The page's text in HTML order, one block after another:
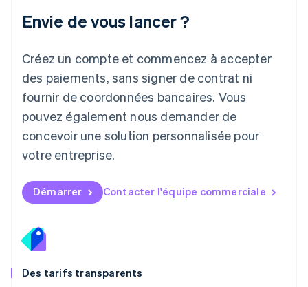
Envie de vous lancer ?
Créez un compte et commencez à accepter
des paiements, sans signer de contrat ni
fournir de coordonnées bancaires. Vous
pouvez également nous demander de
concevoir une solution personnalisée pour
votre entreprise.
Démarrer Contacter l'équipe commerciale
Des tarifs transparents
Deutsch English
Luxembourg
FrançaisDeutsch English
Malaisie
English 简体中文
Malte
English
EspañolEnglish
English
Nouvelle-Zélande
Pays-Bas
Nederlands
English